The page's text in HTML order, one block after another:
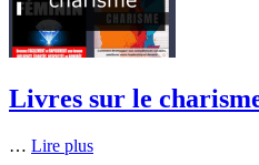
Livres sur le
… Lire plus